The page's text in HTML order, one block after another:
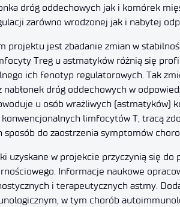
dróg oddechowych jak i komórek
zarówno wrodzonej jak i nabytej
projektu jest zbadanie zmian w
Treg u astmatyków różnią się
ich fenotyp regulatorowych. Tak
nabłonek dróg oddechowych w
u osób wrażliwych (astmatyków)
limfocytów T, tracą
sposób do zaostrzenia symptomów
uzyskane w projekcie przyczynią się
Informacje naukowe
i terapeutycznych astmy.
w tym chorób